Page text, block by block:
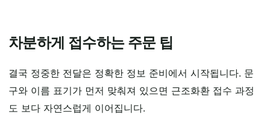
차분하게 접수하는 주문 팁
결국 정중한 전달은 정확한 정보 준비에서 시작됩니다. 문
구와 이름 표기가 먼저 맞춰져 있으면 근조화환 접수 과정
도 보다 자연스럽게 이어집니다.